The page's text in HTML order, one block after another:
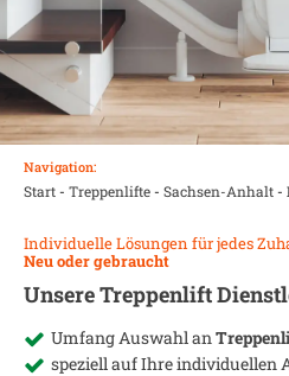
Navigation:
Start- Treppenlifte- Sachsen-Anhalt-
Individuelle Lösungen für jedes
Neu oder gebraucht
Unsere Treppenlift
Umfang Auswahl an
speziell auf Ihre individuellen